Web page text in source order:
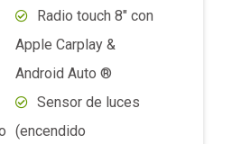
(encendido
automático)
Sensor de presión
de neumáticos
(TPMS)